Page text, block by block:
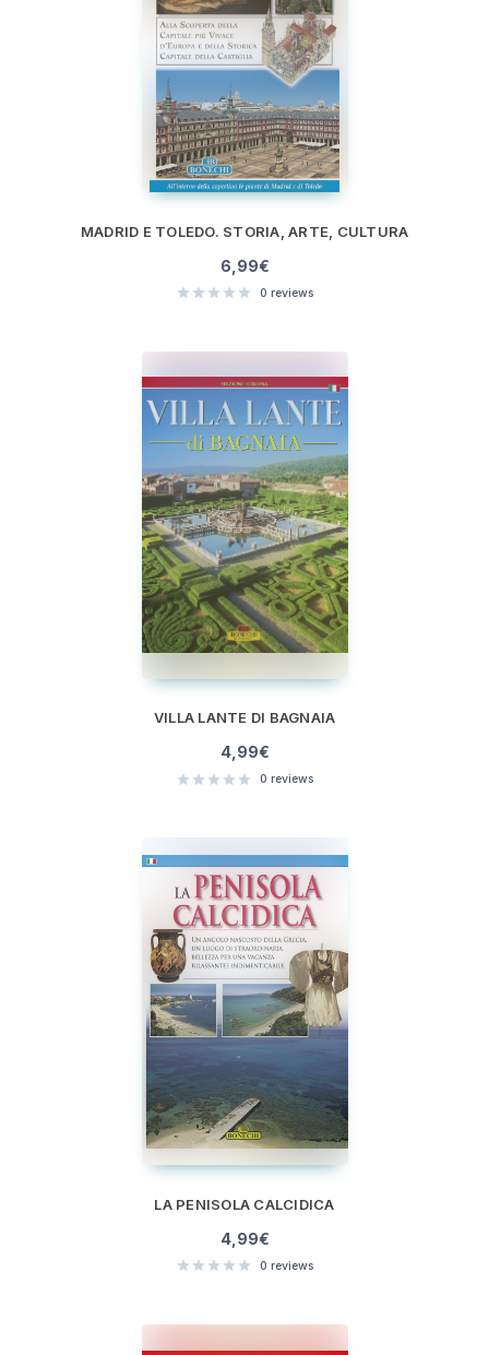
MADRID E TOLEDO. STORIA, ARTE, CULTURA
6,99€
0 reviews
VILLA LANTE DI BAGNAIA
4,99€
0 reviews
LA PENISOLA CALCIDICA
4,99€
0 reviews